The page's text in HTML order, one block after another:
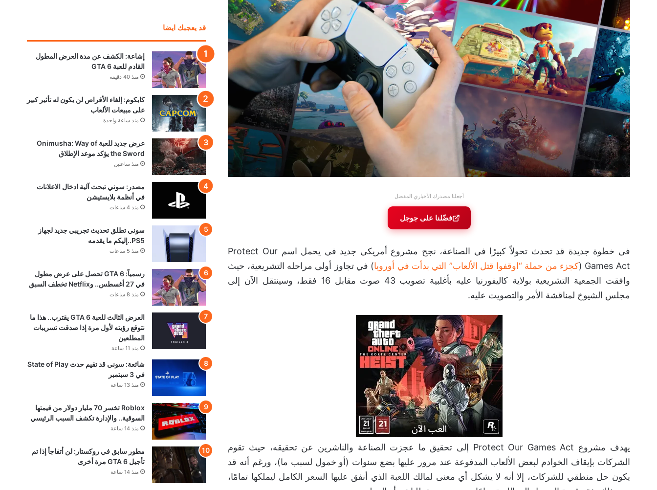
أجعلنا مصدرك الأخباري المفضل
فضّلنا على جوجل
في خطوة جديدة قد تحدث تحولاً كبيرًا في الصناعة، نجح مشروع أمريكي جديد في يحمل اسم Protect Our
Games Act (
كجزء من حملة “اوقفوا قتل الألعاب” التي بدأت في أوروبا) في تجاوز أولى مراحله التشريعية، حيث
وافقت الجمعية التشريعية بولاية كاليفورنيا عليه بأغلبية تصويب 43 صوت مقابل 16 فقط، وسينتقل الآن إلى
مجلس الشيوخ لمناقشة الأمر والتصويت عليه.
يهدف مشروع Protect Our Games Act إلى تحقيق ما عجزت الصناعة والناشرين عن تحقيقه، حيث تقوم
الشركات بإيقاف الخوادم لبعض الألعاب المدفوعة عند مرور عليها بضع سنوات (أو خمول لسبب ما)، ورغم أنه قد
يكون حل منطقي للشركات، إلا أنه لا يشكل أي معنى لمالك اللعبة الذي أنفق عليها السعر الكامل ليملكها تمامًا،
قد يعجبك ايضا
إشاعة: الكشف عن مدة العرض المطول
القادم للعبة GTA 6
منذ 40 دقيقة
كابكوم: إلغاء الأقراص لن يكون له تأثير كبير
على مبيعات الألعاب
منذ ساعة واحدة
عرض جديد للعبة Onimusha: Way of
the Sword يؤكد موعد الإطلاق
منذ ساعتين
مصدر: سوني تبحث آلية ادخال الاعلانات
في أنظمة بلايستيشن
منذ 4 ساعات
سوني تطلق تحديث تجريبي جديد لجهاز
PS5..إليكم ما يقدمه
منذ 5 ساعات
رسمياً: GTA 6 تحصل على عرض مطول
في 27 أغسطس.. وNetflix تخطف السبق
منذ 8 ساعات
العرض الثالث للعبة GTA 6 يقترب.. هذا ما
نتوقع رؤيته لأول مرة إذا صدقت تسريبات
المطلعين
منذ 11 ساعة
شائعة: سوني قد تقيم حدث State of Play
في 3 سبتمبر
منذ 13 ساعة
Roblox تخسر 70 مليار دولار من قيمتها
السوقية.. والإدارة تكشف السبب الرئيسي
منذ 14 ساعة
مطور سابق في روكستار: لن أتفاجأ إذا تم
تأجيل GTA 6 مرة أخرى
منذ 14 ساعة